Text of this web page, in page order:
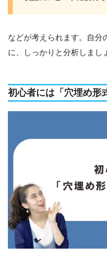
などが考えられます。自分
に、しっかりと分析しまし
初心者には「穴埋め形